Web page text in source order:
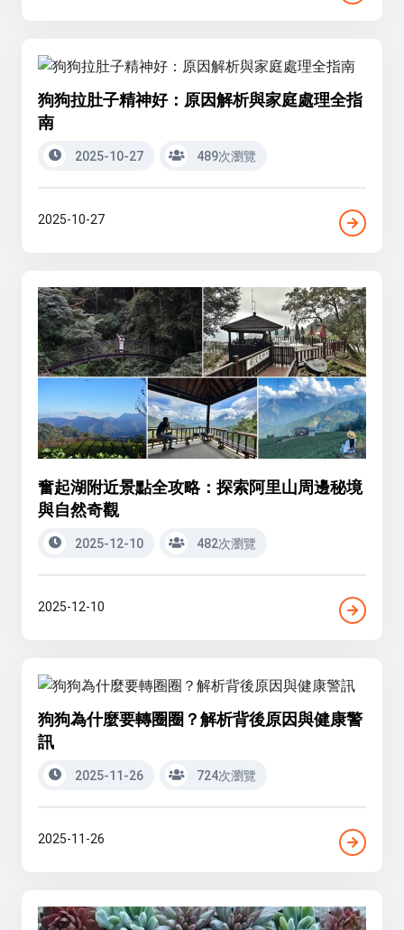
狗狗拉肚子精神好：原因解析與家庭處理全指
南
2025-10-27 489次瀏覽
2025-10-27
奮起湖附近景點全攻略：探索阿里山周邊秘境
與自然奇觀
2025-12-10 482次瀏覽
2025-12-10
狗狗為什麼要轉圈圈？解析背後原因與健康警
訊
2025-11-26 724次瀏覽
2025-11-26